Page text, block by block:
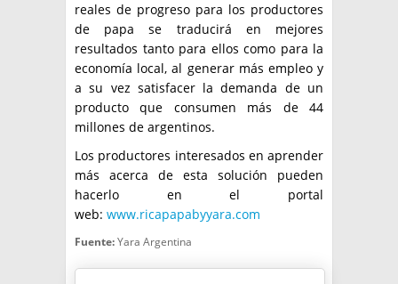
reales de progreso para los productores
de papa se traducirá en mejores
resultados tanto para ellos como para la
economía local, al generar más empleo y
a su vez satisfacer la demanda de un
producto que consumen más de 44
millones de argentinos.
Los productores interesados en aprender
más acerca de esta solución pueden
hacerlo en el portal
web: www.ricapapabyyara.com
Fuente:Yara Argentina